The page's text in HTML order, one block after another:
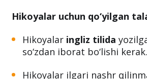
Hikoyalar uchun qo‘yilgan
Hikoyalar ingliz tilida
so‘zdan iborat bo‘lishi kerak.
Hikoyalar ilgari nashr